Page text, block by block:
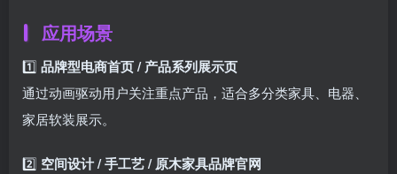
应用场景
1️⃣ 品牌型电商首页 / 产品系列展示页
通过动画驱动用户关注重点产品，适合多分类家具、电器、
家居软装展示。
2️⃣ 空间设计 / 手工艺 / 原木家具品牌官网